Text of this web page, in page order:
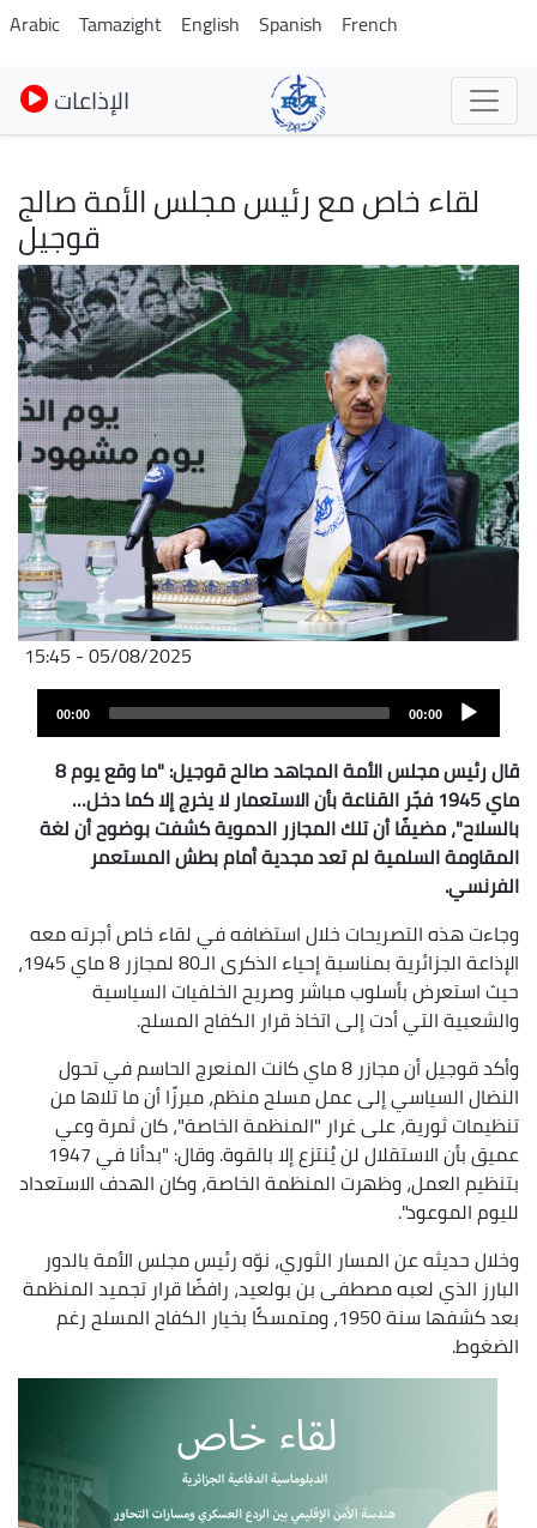
Skip
to
main
content
Arabic Tamazight English Spanish French
الإذاعات
لقاء خاص مع رئيس مجلس الأمة صالج
قوجيل
Image
05/08/2025 - 15:45
00:00
00:00
قال رئيس مجلس الأمة المجاهد صالح قوجيل: "ما وقع يوم 8
ماي 1945 فجّر القناعة بأن الاستعمار لا يخرج إلا كما دخل…
بالسلاح"، مضيفًا أن تلك المجازر الدموية كشفت بوضوح أن لغة
المقاومة السلمية لم تعد مجدية أمام بطش المستعمر
الفرنسي.
وجاءت هذه التصريحات خلال استضافه في لقاء خاص أجرته معه
الإذاعة الجزائرية بمناسبة إحياء الذكرى الـ80 لمجازر 8 ماي 1945،
حيث استعرض بأسلوب مباشر وصريح الخلفيات السياسية
والشعبية التي أدت إلى اتخاذ قرار الكفاح المسلح.
وأكد قوجيل أن مجازر 8 ماي كانت المنعرج الحاسم في تحول
النضال السياسي إلى عمل مسلح منظم، مبرزًا أن ما تلاها من
تنظيمات ثورية، على غرار "المنظمة الخاصة"، كان ثمرة وعي
عميق بأن الاستقلال لن يُنتزع إلا بالقوة. وقال: "بدأنا في 1947
بتنظيم العمل، وظهرت المنظمة الخاصة، وكان الهدف الاستعداد
لليوم الموعود".
وخلال حديثه عن المسار الثوري، نوّه رئيس مجلس الأمة بالدور
البارز الذي لعبه مصطفى بن بولعيد، رافضًا قرار تجميد المنظمة
بعد كشفها سنة 1950، ومتمسكًا بخيار الكفاح المسلح رغم
الضغوط.